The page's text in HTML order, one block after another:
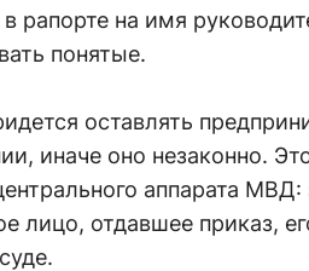
в рапорте на имя
понятые.
оставлять
иначе оно незаконно.
аппарата
лицо, отдавшее приказ,